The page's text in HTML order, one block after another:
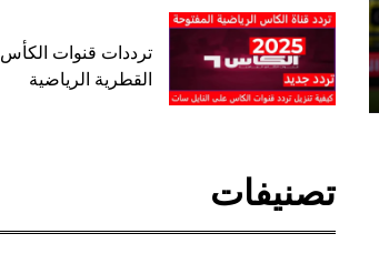
ترددات قنوات الكأس
القطرية الرياضية
تصنيفات